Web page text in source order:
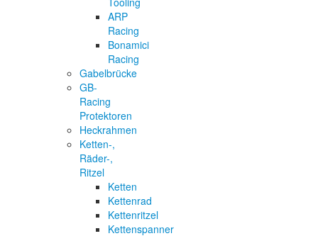
ARP
Racing
Bonamici
Racing
Gabelbrücke
GB-
Racing
Protektoren
Heckrahmen
Ketten-,
Räder-,
Ritzel
Ketten
Kettenrad
Kettenritzel
Kettenspanner